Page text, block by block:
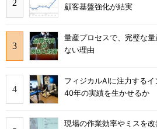
顧客基盤強化が結実
量産プロセスで、完璧な
ない理由
フィジカルAIに注力する
40年の実績を生かせるか
現場の作業効率やミスを